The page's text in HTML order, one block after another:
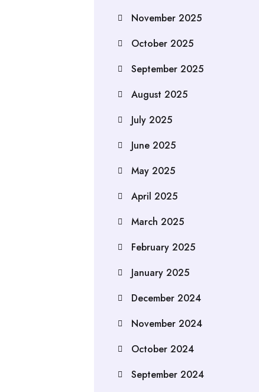
November 2025
October 2025
September 2025
August 2025
July 2025
June 2025
May 2025
April 2025
March 2025
February 2025
January 2025
December 2024
November 2024
October 2024
September 2024